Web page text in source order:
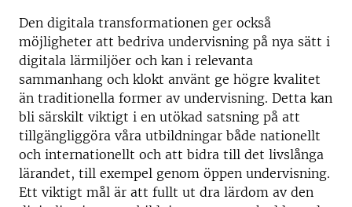
Den digitala transformationen ger också
möjligheter att bedriva undervisning på nya sätt i
digitala lärmiljöer och kan i relevanta
sammanhang och klokt använt ge högre kvalitet
än traditionella former av undervisning. Detta kan
bli särskilt viktigt i en utökad satsning på att
tillgängliggöra våra utbildningar både nationellt
och internationellt och att bidra till det livslånga
lärandet, till exempel genom öppen undervisning.
Ett viktigt mål är att fullt ut dra lärdom av den